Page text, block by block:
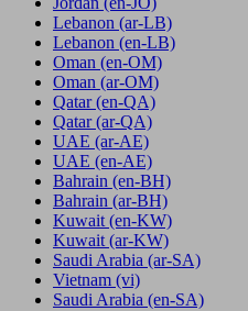
Lebanon (ar-LB)
Lebanon (en-LB)
Oman (en-OM)
Oman (ar-OM)
Qatar (en-QA)
Qatar (ar-QA)
UAE (ar-AE)
UAE (en-AE)
Bahrain (en-BH)
Bahrain (ar-BH)
Kuwait (en-KW)
Kuwait (ar-KW)
Saudi Arabia (ar-SA)
Vietnam (vi)
Saudi Arabia (en-SA)